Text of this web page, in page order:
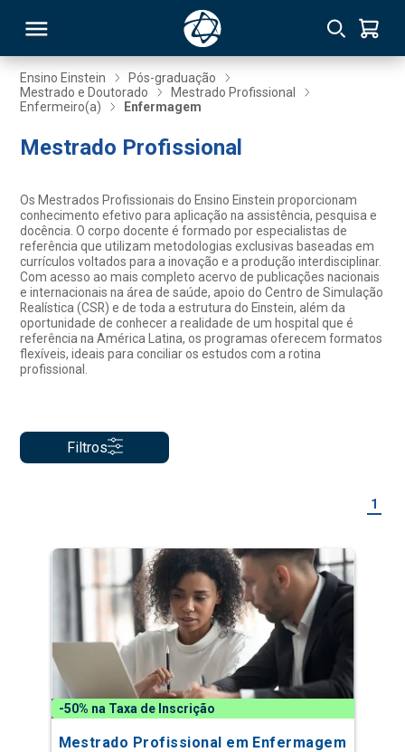
Ensino Einstein
Pós-graduação
Mestrado e Doutorado
Mestrado Profissional
Enfermeiro(a)
Enfermagem
Mestrado Profissional
Os Mestrados Profissionais do Ensino Einstein proporcionam
conhecimento efetivo para aplicação na assistência, pesquisa e
docência. O corpo docente é formado por especialistas de
referência que utilizam metodologias exclusivas baseadas em
currículos voltados para a inovação e a produção interdisciplinar.
Com acesso ao mais completo acervo de publicações nacionais
e internacionais na área de saúde, apoio do Centro de Simulação
Realística (CSR) e de toda a estrutura do Einstein, além da
oportunidade de conhecer a realidade de um hospital que é
referência na América Latina, os programas oferecem formatos
flexíveis, ideais para conciliar os estudos com a rotina
profissional.
Filtros
1
-50% na Taxa de Inscrição
Mestrado Profissional em Enfermagem